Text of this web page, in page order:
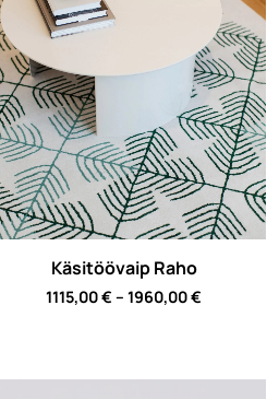
Käsitöövaip Raho
1115,00€ – 1960,00€
1960,00 €